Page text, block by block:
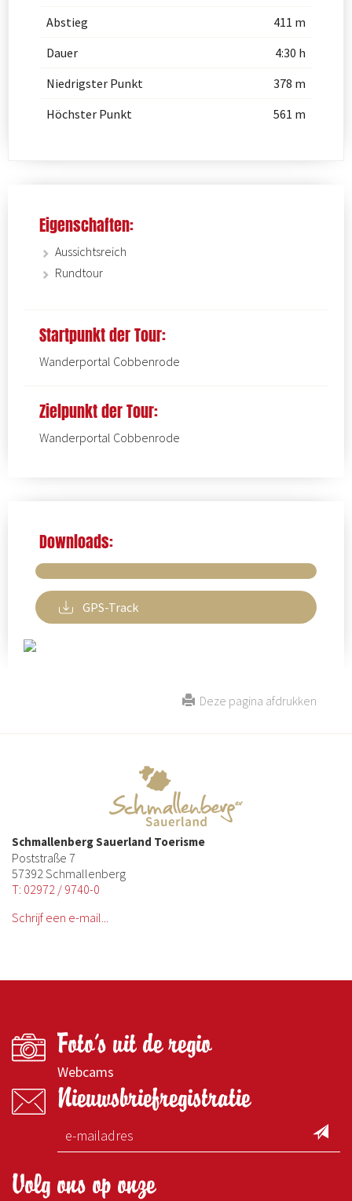
Abstieg
411 m
Dauer
4:30 h
Niedrigster Punkt
378 m
Höchster Punkt
561 m
Eigenschaften:
Aussichtsreich
Rundtour
Startpunkt der Tour:
Wanderportal Cobbenrode
Zielpunkt der Tour:
Wanderportal Cobbenrode
Downloads:
GPS-Track
Deze pagina afdrukken
Schmallenberg Sauerland Toerisme
Poststraße 7
57392 Schmallenberg
T: 02972 / 9740-0
Schrijf een e-mail...
Foto's uit de regio
Webcams
Nieuwsbriefregistratie
Volg ons op onze